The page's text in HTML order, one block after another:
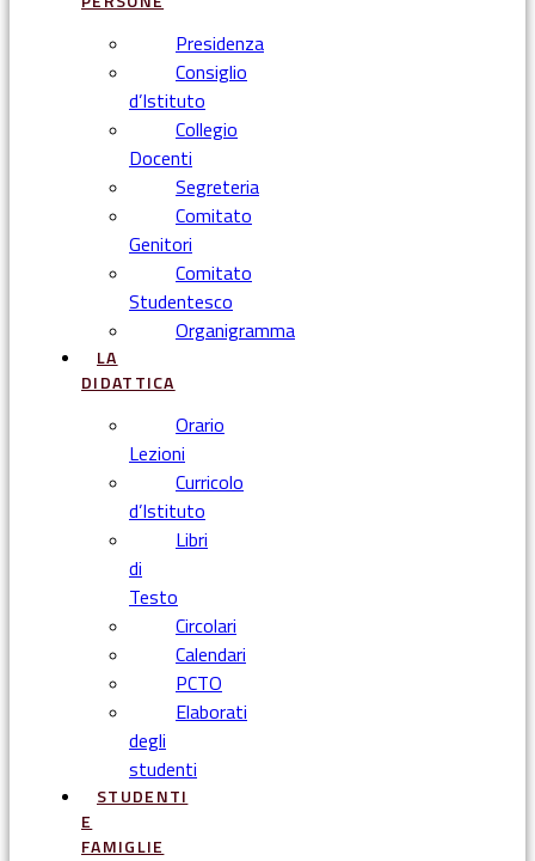
Presidenza
Consiglio
d’Istituto
Collegio
Docenti
Segreteria
Comitato
Genitori
Comitato
Studentesco
Organigramma
LA
DIDATTICA
Orario
Lezioni
Curricolo
d’Istituto
Libri
di
Testo
Circolari
Calendari
PCTO
Elaborati
degli
studenti
STUDENTI
E
FAMIGLIE